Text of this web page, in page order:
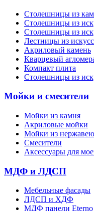
Столешницы из
Cтолешницы из
Cтолешницы из
Лестницы из
Акриловый камень
Кварцевый
Компакт плита
Столешницы из
Мойки и смесители
Мойки из камня
Акриловые мойки
Мойки из
Смесители
Аксессуары для
МДФ и ЛДСП
Мебельные фасады
ЛДСП и ХДФ
МДФ панели Eterno